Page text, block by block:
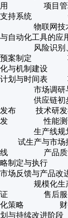
用 项目管理
支持系统 云计
物联网技术
与自动化工具的
风险识别、
预案制定 项
化与机制建设
计划与时间表
市场调研与
供应链初步
发布 技术研发
发 性能测试
生产线规划
试生产与市场
线 产品质量
略制定与执
市场反馈与产品
规模化生产
证 售后服务
化策略 财务状
划与持续改